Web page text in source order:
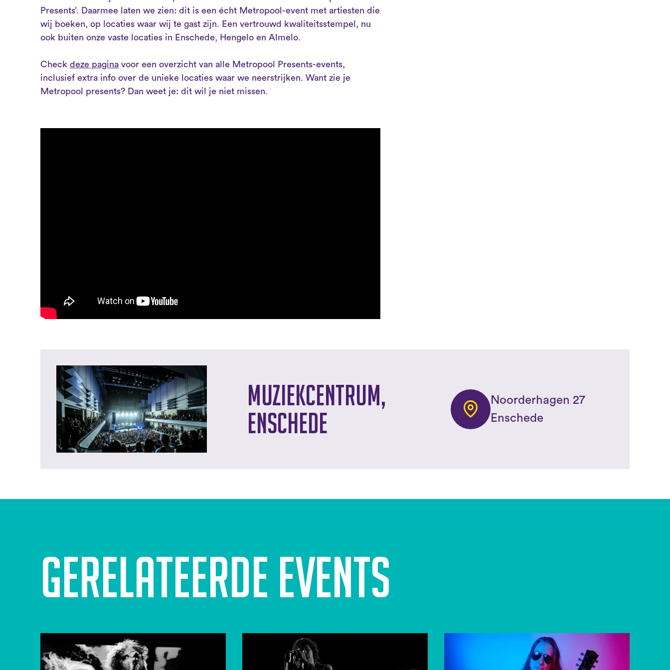
Presents’. Daarmee laten we zien: dit is een écht Metropool-event met artiesten die
wij boeken, op locaties waar wij te gast zijn. Een vertrouwd kwaliteitsstempel, nu
ook buiten onze vaste locaties in Enschede, Hengelo en Almelo.
Check deze paginavoor een overzicht van alle Metropool Presents-events,
inclusief extra info over de unieke locaties waar we neerstrijken. Want zie je
Metropool presents? Dan weet je: dit wil je niet missen.
Muziekcentrum,
Enschede
Noorderhagen 27
Enschede
Gerelateerde events